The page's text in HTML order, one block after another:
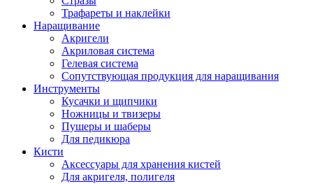
Трафареты и наклейки
Наращивание
Акригели
Акриловая система
Гелевая система
Сопутствующая продукция для наращивания
Инструменты
Кусачки и щипчики
Ножницы и твизеры
Пушеры и шаберы
Для педикюра
Кисти
Аксессуары для хранения кистей
Для акригеля, полигеля